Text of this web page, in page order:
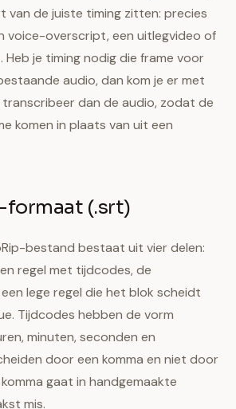
van de juiste timing zitten: precies
voice-overscript, een uitlegvideo of
Heb je timing nodig die frame voor
audio, dan kom je er met
dan de audio, zodat de
komen in plaats van uit een
formaat (.srt)
bestand bestaat uit vier delen:
regel met tijdcodes, de
lege regel die het blok scheidt
Tijdcodes hebben de vorm
minuten, seconden en
door een komma en niet door
gaat in handgemaakte
mis.